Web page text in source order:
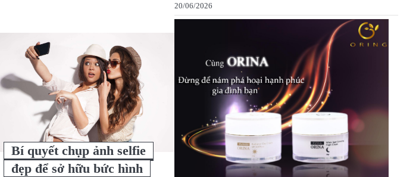
Bí quyết chụp ảnh selfie
đẹp để sở hữu bức hình
20/06/2026